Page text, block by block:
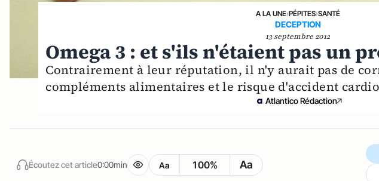
A LA UNE›PÉPITES›SANTÉ
DECEPTION
13 septembre 2012
Omega 3 : et s'ils n'étaient pas un
Contrairement à leur réputation, il n'y aurait pas de
compléments alimentaires et le risque d'accident
Atlantico Rédaction
Écoutez cet article0:00min Aa 100% Aa